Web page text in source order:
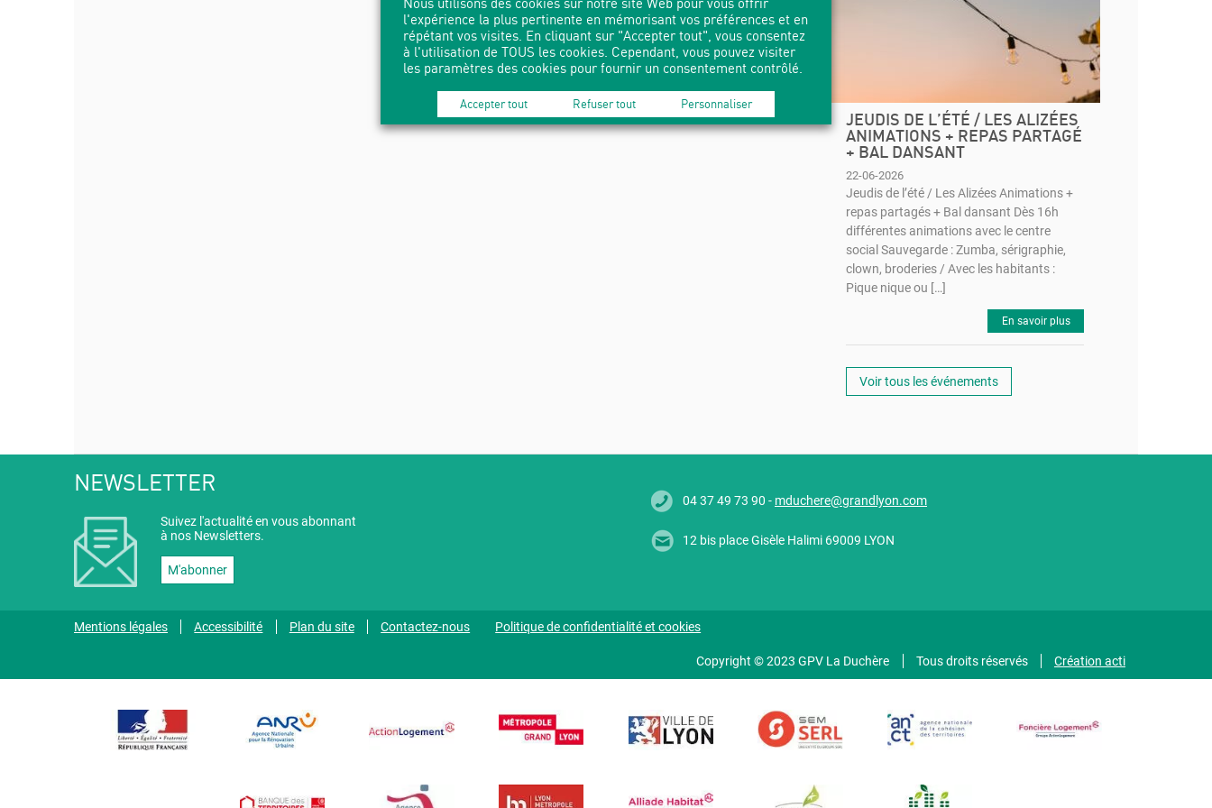
JEUDIS DE L’ÉTÉ / LES ALIZÉES
ANIMATIONS + REPAS PARTAGÉ
+ BAL DANSANT
22-06-2026
Jeudis de l’été / Les Alizées Animations +
repas partagés + Bal dansant Dès 16h
différentes animations avec le centre
social Sauvegarde : Zumba, sérigraphie,
clown, broderies / Avec les habitants :
Pique nique ou […]
En savoir plus
Voir tous les événements
NEWSLETTER
Suivez l'actualité en vous abonnant
à nos Newsletters.
M'abonner
04 37 49 73 90 - mduchere@grandlyon.com
12 bis place Gisèle Halimi 69009 LYON
Mentions légales Accessibilité Plan du site Contactez-nous Politique de confidentialité et cookies
Copyright © 2023 GPV La Duchère Tous droits réservés Création acti
l'expérience la plus pertinente en mémorisant vos préférences et en
répétant vos visites. En cliquant sur "Accepter tout", vous consentez
à l'utilisation de TOUS les cookies. Cependant, vous pouvez visiter
les paramètres des cookies pour fournir un consentement contrôlé.
Accepter tout Refuser tout Personnaliser